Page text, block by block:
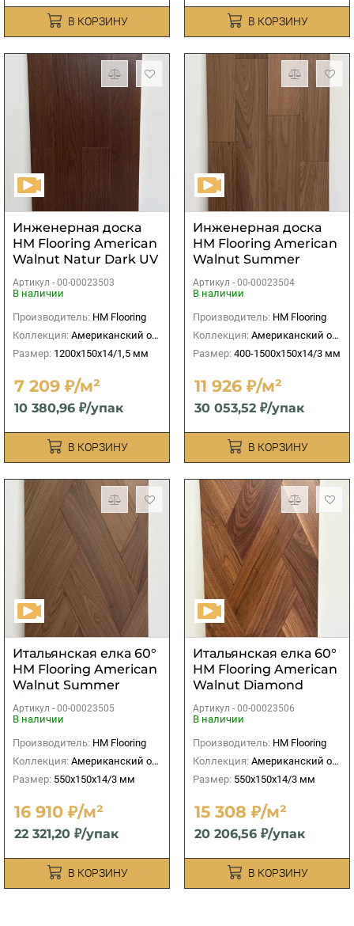
В КОРЗИНУ В КОРЗИНУ
Инженерная доска
HM Flooring American
Walnut Natur Dark UV
Артикул - 00-00023503
В наличии
Производитель: HM Flooring
Коллекция: Американский орех
Размер: 1200х150х14/1,5 мм
7 209 ₽/м²
10 380,96 ₽/упак
В КОРЗИНУ
Инженерная доска
HM Flooring American
Walnut Summer
Артикул - 00-00023504
В наличии
Производитель: HM Flooring
Коллекция: Американский орех
Размер: 400-1500x150x14/3 мм
11 926 ₽/м²
30 053,52 ₽/упак
В КОРЗИНУ
Итальянская елка 60°
HM Flooring American
Walnut Summer
Селект UV лак
Артикул - 00-00023505
В наличии
Производитель: HM Flooring
Коллекция: Американский орех
Размер: 550x150x14/3 мм
16 910 ₽/м²
22 321,20 ₽/упак
В КОРЗИНУ
Итальянская елка 60°
HM Flooring American
Walnut Diamond
Артикул - 00-00023506
В наличии
Производитель: HM Flooring
Коллекция: Американский орех
Размер: 550x150x14/3 мм
15 308 ₽/м²
20 206,56 ₽/упак
В КОРЗИНУ